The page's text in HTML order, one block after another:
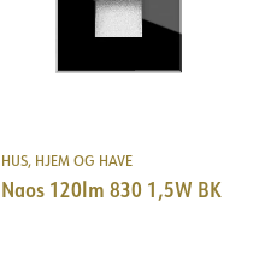
HUS, HJEM OG HAVE
Naos 120lm 830 1,5W BK